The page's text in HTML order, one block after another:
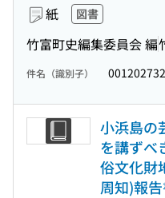
紙 図書
竹富町史編集委員会 編
件名（識別子） 001202732
小浜島の
を講ずべ
俗文化財
周知)報